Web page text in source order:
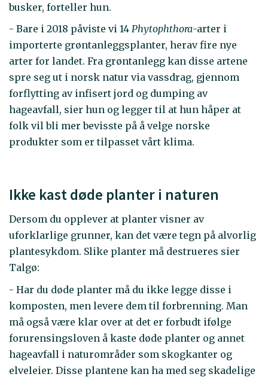
busker, forteller hun.
- Bare i 2018 påviste vi 14 Phytophthora-arter i
importerte grøntanleggsplanter, herav fire nye
arter for landet. Fra grøntanlegg kan disse artene
spre seg ut i norsk natur via vassdrag, gjennom
forflytting av infisert jord og dumping av
hageavfall, sier hun og legger til at hun håper at
folk vil bli mer bevisste på å velge norske
produkter som er tilpasset vårt klima.
Ikke kast døde planter i naturen
Dersom du opplever at planter visner av
uforklarlige grunner, kan det være tegn på alvorlig
plantesykdom. Slike planter må destrueres sier
Talgø:
- Har du døde planter må du ikke legge disse i
komposten, men levere dem til forbrenning. Man
må også være klar over at det er forbudt ifølge
forurensingsloven å kaste døde planter og annet
hageavfall i naturområder som skogkanter og
elveleier. Disse plantene kan ha med seg skadelige